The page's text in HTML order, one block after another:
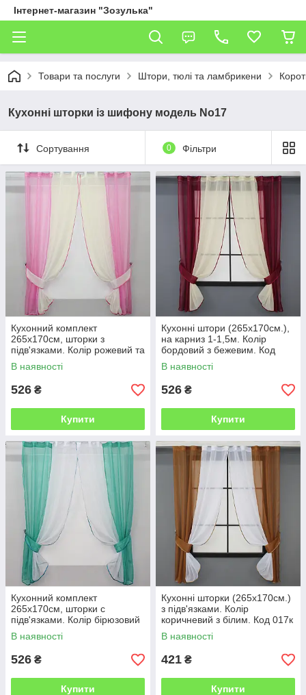
Інтернет-магазин "Зозулька"
Товари та послуги Штори, тюлі та ламбрикени
Кухонні шторки із шифону модель No17
Сортування 0 Фільтри
Кухонний комплект
265х170см, шторки з
підв'язками. Колір рожевий та
бежевий. № 017к 50-008
В наявності
526 ₴
Купити
Кухонні штори (265х170см.),
на карниз 1-1,5м. Колір
бордовий з бежевим. Код
017к 50-564
В наявності
526 ₴
Купити
Кухонний комплект
265х170см, шторки с
підв'язками. Колір бірюзовий
з білим. № 017к 50-112
В наявності
526 ₴
Купити
Кухонні шторки (265х170см.)
з підв'язками. Колір
коричневий з білим. Код 017к
50-021
В наявності
421 ₴
Купити